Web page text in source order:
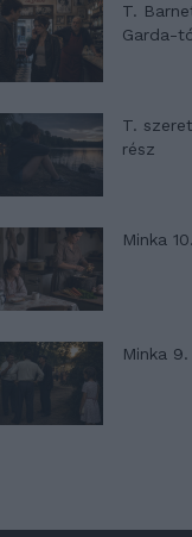
T.
Garda-
T.
rész
Minka
Minka